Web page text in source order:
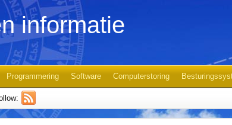
informatie
Programmering Software Computerstoring